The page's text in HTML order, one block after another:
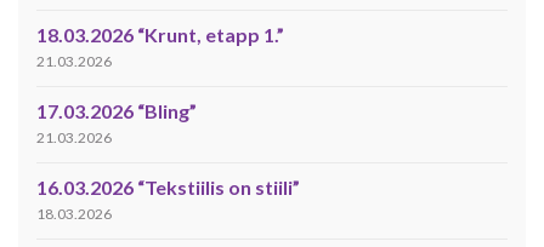
18.03.2026 “Krunt, etapp 1.”
21.03.2026
17.03.2026 “Bling”
21.03.2026
16.03.2026 “Tekstiilis on stiili”
18.03.2026